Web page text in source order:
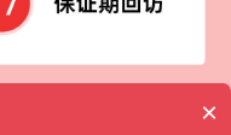
×